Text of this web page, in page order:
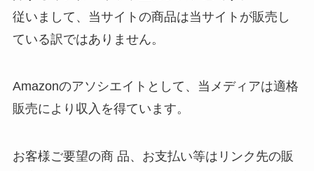
従いまして、当サイトの商品は当サイトが販売し
ている訳ではありません。
Amazonのアソシエイトとして、当メディアは適格
販売により収入を得ています。
お客様ご要望の商 品、お支払い等はリンク先の販